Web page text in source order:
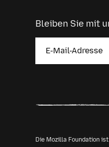
Bleiben Sie mit
Die Mozilla Foundation